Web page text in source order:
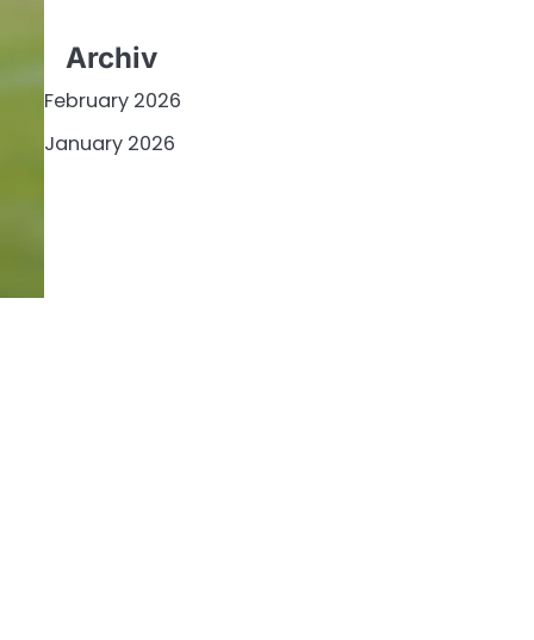
Archiv
February 2026
January 2026